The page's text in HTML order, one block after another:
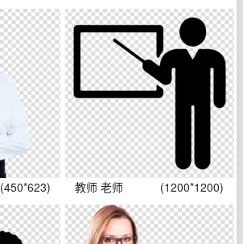
(450*623) 教师 老师 (1200*1200)